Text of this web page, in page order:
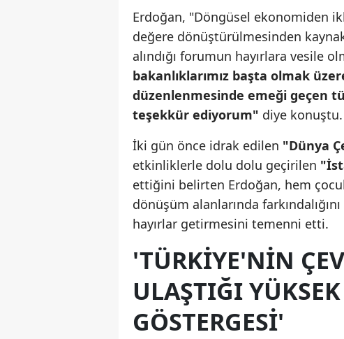
Erdoğan, "Döngüsel ekonomiden
değere dönüştürülmesinden
alındığı forumun hayırlara vesile
bakanlıklarımız başta olmak
düzenlenmesinde emeği geçen
teşekkür ediyorum" diye konuştu.
İki gün önce idrak edilen "Dünya
etkinliklerle dolu dolu geçirilen
ettiğini belirten Erdoğan, hem
dönüşüm alanlarında
hayırlar getirmesini temenni etti.
'TÜRKIYE'NIN
ULAŞTIĞI
GÖSTERGESI'